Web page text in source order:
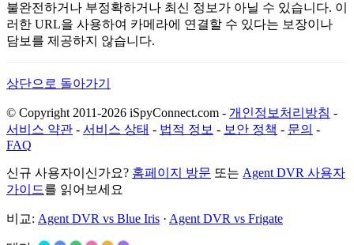
불완전하거나 부정확하거나 최신 정보가 아닐 수 있습니다. 이
러한 URL을 사용하여 카메라에 연결할 수 있다는 보장이나
담보를 제공하지 않습니다.
상단으로 돌아가기
© Copyright 2011-2026 iSpyConnect.com - 개인정보처리방침 -
서비스 약관 - 서비스 상태 - 법적 정보 - 보안 정책 - 문의 -
FAQ
신규 사용자이신가요? 홈페이지 방문 또는 Agent DVR 사용자
가이드를 읽어보세요
비교: Agent DVR vs Blue Iris · Agent DVR vs Frigate